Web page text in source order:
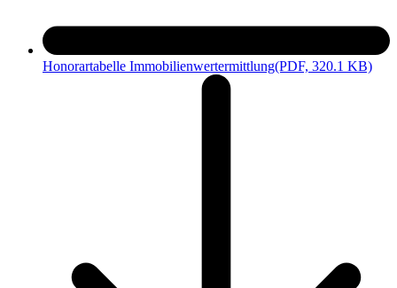
Honorartabelle Immobilienwertermittlung(PDF, 320.1 KB)